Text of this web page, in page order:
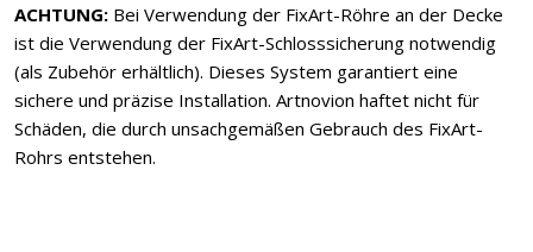
ACHTUNG: Bei Verwendung der FixArt-Röhre an der Decke
ist die Verwendung der FixArt-Schlosssicherung notwendig
(als Zubehör erhältlich). Dieses System garantiert eine
sichere und präzise Installation. Artnovion haftet nicht für
Schäden, die durch unsachgemäßen Gebrauch des FixArt-
Rohrs entstehen.